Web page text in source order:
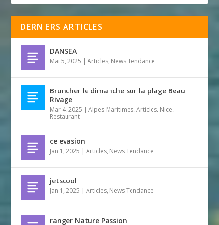
DERNIERS ARTICLES
DANSEA
Mai 5, 2025 |Articles, News Tendance
Bruncher le dimanche sur la plage Beau
Rivage
Mar 4, 2025 |Alpes-Maritimes,Articles, Nice,
Restaurant
ce evasion
Jan 1, 2025 |Articles, News Tendance
jetscool
Jan 1, 2025 |Articles, News Tendance
ranger Nature Passion